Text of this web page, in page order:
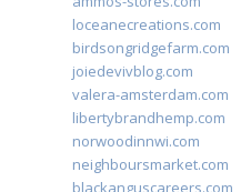
loceanecreations.com
birdsongridgefarm.com
joiedevivblog.com
valera-amsterdam.com
libertybrandhemp.com
norwoodinnwi.com
neighboursmarket.com
blackanguscareers.com